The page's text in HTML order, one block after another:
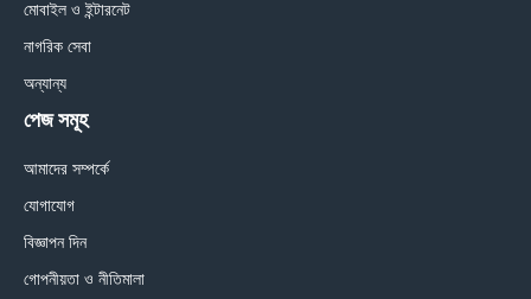
মোবাইল ও ইন্টারনেট
নাগরিক সেবা
অন্যান্য
পেজ সমূহ
আমাদের সম্পর্কে
যোগাযোগ
বিজ্ঞাপন দিন
গোপনীয়তা ও নীতিমালা